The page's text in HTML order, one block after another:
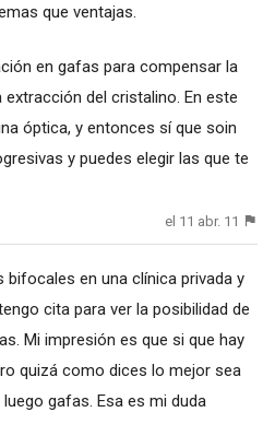
que ventajas.
en gafas para compensar la
del cristalino. En este
óptica, y entonces sí que soin
y puedes elegir las que te
el 11 abr. 11
en una clínica privada y
cita para ver la posibilidad de
Mi impresión es que si que hay
quizá como dices lo mejor sea
gafas. Esa es mi duda